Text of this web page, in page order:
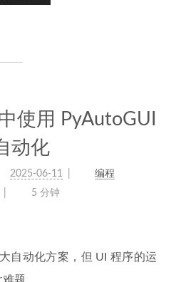
使用 PyAutoGUI
动化
2025-06-11
编程
5 分钟
自动化方案，但 UI 程序的运